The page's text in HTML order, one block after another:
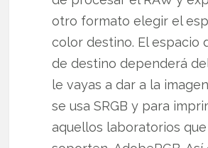
otro formato elegir el
color destino. El espacio
de destino dependerá
le vayas a dar a la
se usa SRGB y para
aquellos laboratorios